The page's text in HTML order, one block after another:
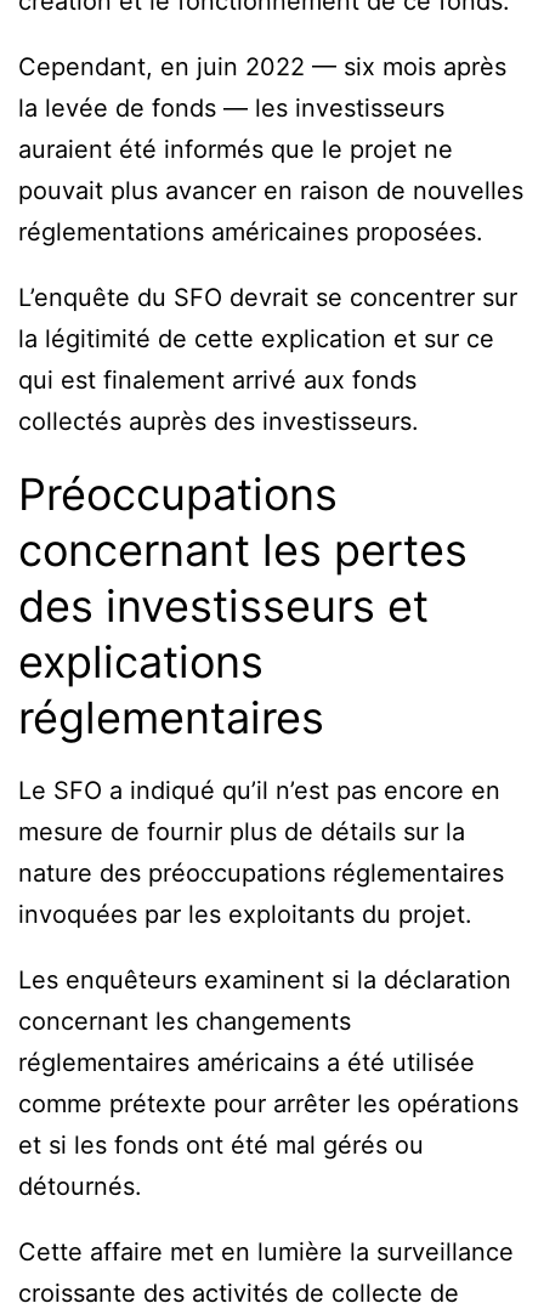
Cependant, en juin 2022 — six mois après
la levée de fonds — les investisseurs
auraient été informés que le projet ne
pouvait plus avancer en raison de nouvelles
réglementations américaines proposées.
L’enquête du SFO devrait se concentrer sur
la légitimité de cette explication et sur ce
qui est finalement arrivé aux fonds
collectés auprès des investisseurs.
Préoccupations
concernant les pertes
des investisseurs et
explications
réglementaires
Le SFO a indiqué qu’il n’est pas encore en
mesure de fournir plus de détails sur la
nature des préoccupations réglementaires
invoquées par les exploitants du projet.
Les enquêteurs examinent si la déclaration
concernant les changements
réglementaires américains a été utilisée
comme prétexte pour arrêter les opérations
et si les fonds ont été mal gérés ou
détournés.
Cette affaire met en lumière la surveillance
croissante des activités de collecte de